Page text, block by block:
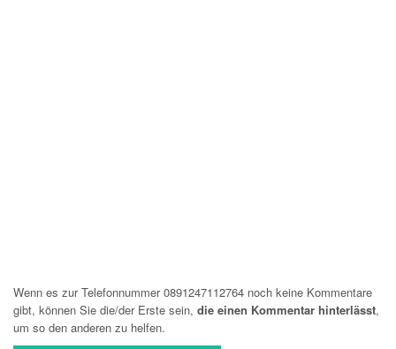
Wenn es zur Telefonnummer 0891247112764 noch keine Kommentare
gibt, können Sie die/der Erste sein, die einen Kommentar hinterlässt,
um so den anderen zu helfen.